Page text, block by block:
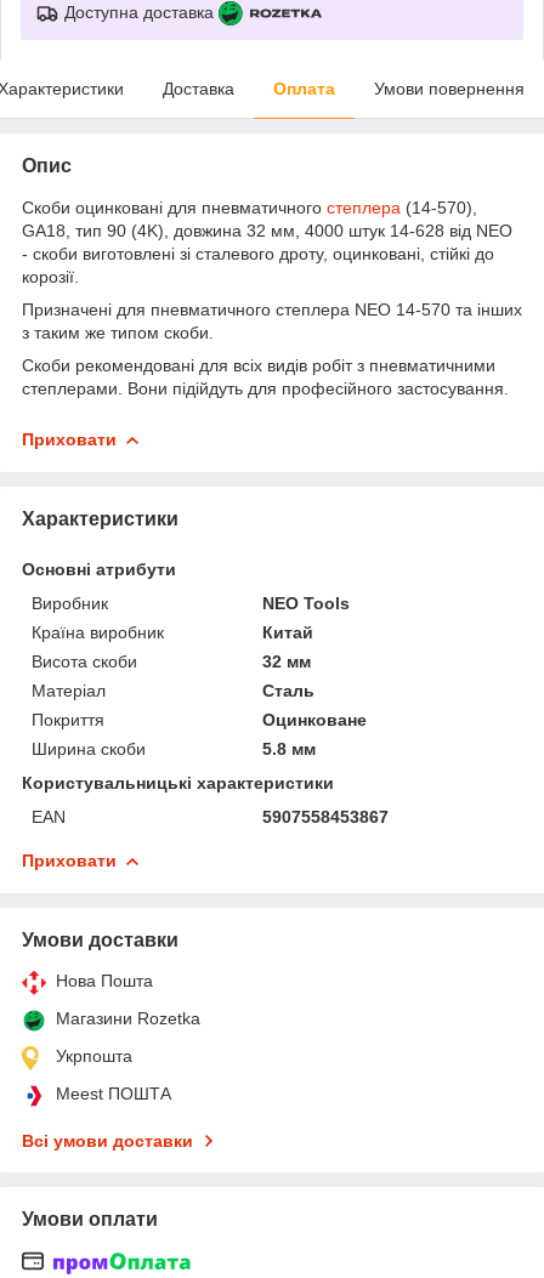
Доступна доставка
Доставка Оплата Умови повернення
Опис
Скоби оцинковані для пневматичного степлера (14-570),
GA18, тип 90 (4K), довжина 32 мм, 4000 штук 14-628 від NEO
- скоби виготовлені зі сталевого дроту, оцинковані, стійкі до
корозії.
Призначені для пневматичного степлера NEO 14-570 та інших
з таким же типом скоби.
Скоби рекомендовані для всіх видів робіт з пневматичними
степлерами. Вони підійдуть для професійного застосування.
Приховати
Характеристики
Основні атрибути
Виробник
NEO Tools
Країна виробник
Китай
Висота скоби
32 мм
Матеріал
Сталь
Покриття
Оцинковане
Ширина скоби
5.8 мм
Користувальницькі характеристики
EAN
5907558453867
Приховати
Умови доставки
Нова Пошта
Магазини Rozetka
Укрпошта
Meest ПОШТА
Всі умови доставки
Умови оплати